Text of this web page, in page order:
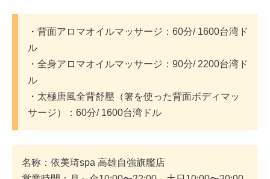
・背面アロマオイルマッサージ：60分/ 1600台湾ド
ル
・全身アロマオイルマッサージ：90分/ 2200台湾ド
ル
・太極唐風全背舒壓（箸を使った背面ボディマッ
サージ）：60分/ 1600台湾ドル
名称：依美琦spa 高雄自強旗艦店